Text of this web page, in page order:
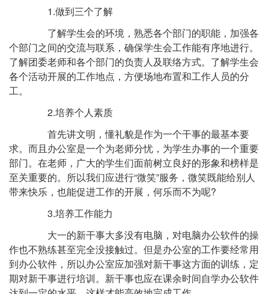
1.做到三个了解
了解学生会的环境，熟悉各个部门的职能，加强各
个部门之间的交流与联系，确保学生会工作能有序地进行。
了解团委老师和各个部门的负责人及联络方式。了解学生会
各个活动开展的工作地点，方便场地布置和工作人员的分
工。
2.培养个人素质
首先讲文明，懂礼貌是作为一个干事的最基本要
求。而且办公室是一个为老师分忧，为学生办事的一个重要
部门。在老师，广大的学生们面前树立良好的形象和榜样是
至关重要的。所以我们应进行“微笑”服务，微笑既能给别人
带来快乐，也能促进工作的开展，何乐而不为呢?
3.培养工作能力
大一的新干事大多没有电脑，对电脑办公软件的操
作也不熟练甚至完全没接触过。但是办公室的工作要经常用
到办公软件，所以办公室应加强对新干事这方面的训练，定
期对新干事进行培训。新干事也应在课余时间自学办公软件